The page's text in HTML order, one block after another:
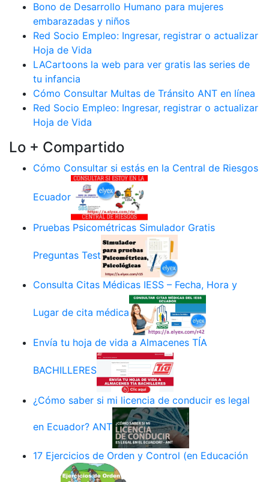
Bono de Desarrollo Humano para mujeres
embarazadas y niños
Red Socio Empleo: Ingresar, registrar o actualizar
Hoja de Vida
LACartoons la web para ver gratis las series de
tu infancia
Cómo Consultar Multas de Tránsito ANT en línea
Red Socio Empleo: Ingresar, registrar o actualizar
Hoja de Vida
Lo + Compartido
Cómo Consultar si estás en la Central de Riesgos
Ecuador
Pruebas Psicométricas Simulador Gratis
Preguntas Test
Consulta Citas Médicas IESS – Fecha, Hora y
Lugar de cita médica
Envía tu hoja de vida a Almacenes TÍA
BACHILLERES
¿Cómo saber si mi licencia de conducir es legal
en Ecuador? ANT
17 Ejercicios de Orden y Control (en Educación